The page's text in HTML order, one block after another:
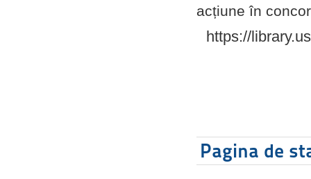
acțiune în
https://
Pagina de